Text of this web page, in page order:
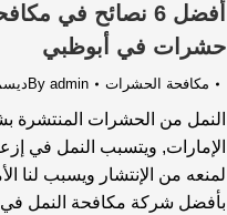
أفضل 6 نصائح
حشرات في أبوظبي
مكافحة الحشرات By admin ديسمبر
النمل من الحشرات المنتشرة
الإمارات, ويتسبب النمل في
لمنعه من الإنتشار ويسبب لنا
بأفضل شركة مكافحة النمل في